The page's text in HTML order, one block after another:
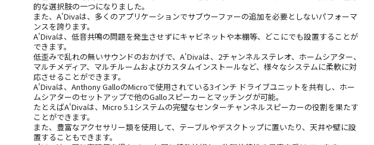
的な選択肢の一つになりました。
また、A'Divaは、多くのアプリケーションでサブウーファーの追加を必要としないパフォーマ
ンスを誇ります。
A'Divaは、低音共鳴の問題を発生させずにキャビネットや本棚等、どこにでも設置することが
できます。
低歪みで乱れの無いサウンドのおかげで、A'Divaは、2チャンネルステレオ、ホームシアター、
マルチメディア、マルチルームおよびカスタムインストールなど、様々なシステムに柔軟に対
応させることができます。
A'Divaは、Anthony GalloのMicroで使用されている3インチ ドライブユニットを共有し、ホー
ムシアターのセットアップで他のGalloスピーカーとマッチングが可能。
たとえばA'Divaは、Micro 5.1システムの完璧なセンターチャンネルスピーカーの役割を果たす
ことができます。
また、豊富なアクセサリー類を使用して、テーブルやデスクトップに置いたり、天井や壁に設
置することもできます。